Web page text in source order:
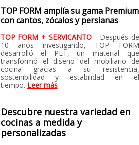
TOP FORM amplía su gama Premium
con cantos, zócalos y persianas
TOP FORM + SERVICANTO - Después de
10 años investigando, TOP FORM
desarrolló el PET, un material que
transformó el diseño del mobiliario de
cocina gracias a su resistencia,
sostenibilidad y estabilidad en el
tiempo. Leer más
Descubre nuestra variedad en
cocinas a medida y
personalizadas